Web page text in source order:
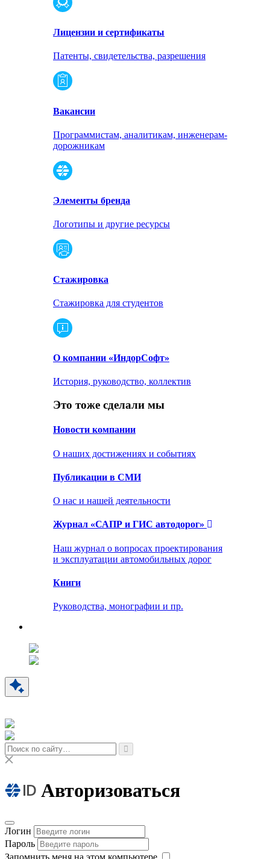
Лицензии и сертификаты
Патенты, свидетельства, разрешения
Вакансии
Программистам, аналитикам, инженерам-
дорожникам
Элементы бренда
Логотипы и другие ресурсы
Стажировка
Стажировка для студентов
О компании «ИндорСофт»
История, руководство, коллектив
Это тоже сделали мы
Новости компании
О наших достижениях и событиях
Публикации в СМИ
О нас и нашей деятельности
Журнал «САПР и ГИС автодорог»
Наш журнал о вопросах проектирования
и эксплуатации автомобильных дорог
Книги
Руководства, монографии и пр.
Авторизоваться
Логин
Пароль